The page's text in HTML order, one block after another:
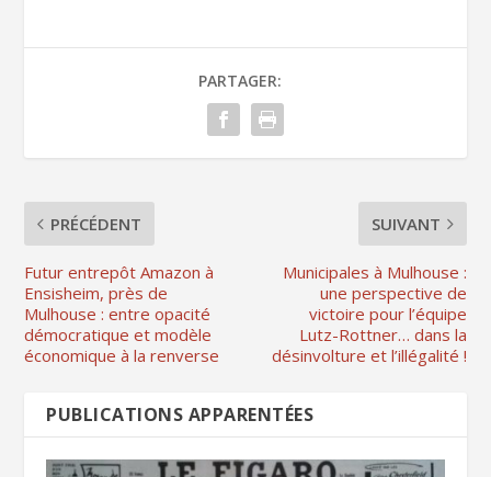
PARTAGER:
PRÉCÉDENT
Futur entrepôt Amazon à
Ensisheim, près de
Mulhouse : entre opacité
démocratique et modèle
économique à la renverse
SUIVANT
Municipales à Mulhouse :
une perspective de
victoire pour l’équipe
Lutz-Rottner… dans la
désinvolture et l’illégalité !
PUBLICATIONS APPARENTÉES